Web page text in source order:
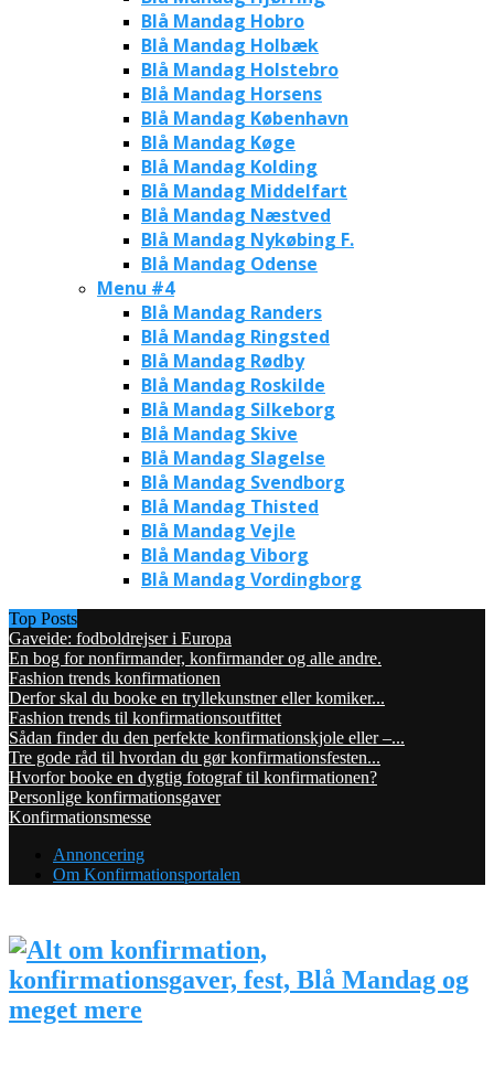
Blå Mandag Hobro
Blå Mandag Holbæk
Blå Mandag Holstebro
Blå Mandag Horsens
Blå Mandag København
Blå Mandag Køge
Blå Mandag Kolding
Blå Mandag Middelfart
Blå Mandag Næstved
Blå Mandag Nykøbing F.
Blå Mandag Odense
Menu #4
Blå Mandag Randers
Blå Mandag Ringsted
Blå Mandag Rødby
Blå Mandag Roskilde
Blå Mandag Silkeborg
Blå Mandag Skive
Blå Mandag Slagelse
Blå Mandag Svendborg
Blå Mandag Thisted
Blå Mandag Vejle
Blå Mandag Viborg
Blå Mandag Vordingborg
Top Posts
Gaveide: fodboldrejser i Europa
En bog for nonfirmander, konfirmander og alle andre.
Fashion trends konfirmationen
Derfor skal du booke en tryllekunstner eller komiker...
Fashion trends til konfirmationsoutfittet
Sådan finder du den perfekte konfirmationskjole eller –...
Tre gode råd til hvordan du gør konfirmationsfesten...
Hvorfor booke en dygtig fotograf til konfirmationen?
Personlige konfirmationsgaver
Konfirmationsmesse
Annoncering
Om Konfirmationsportalen